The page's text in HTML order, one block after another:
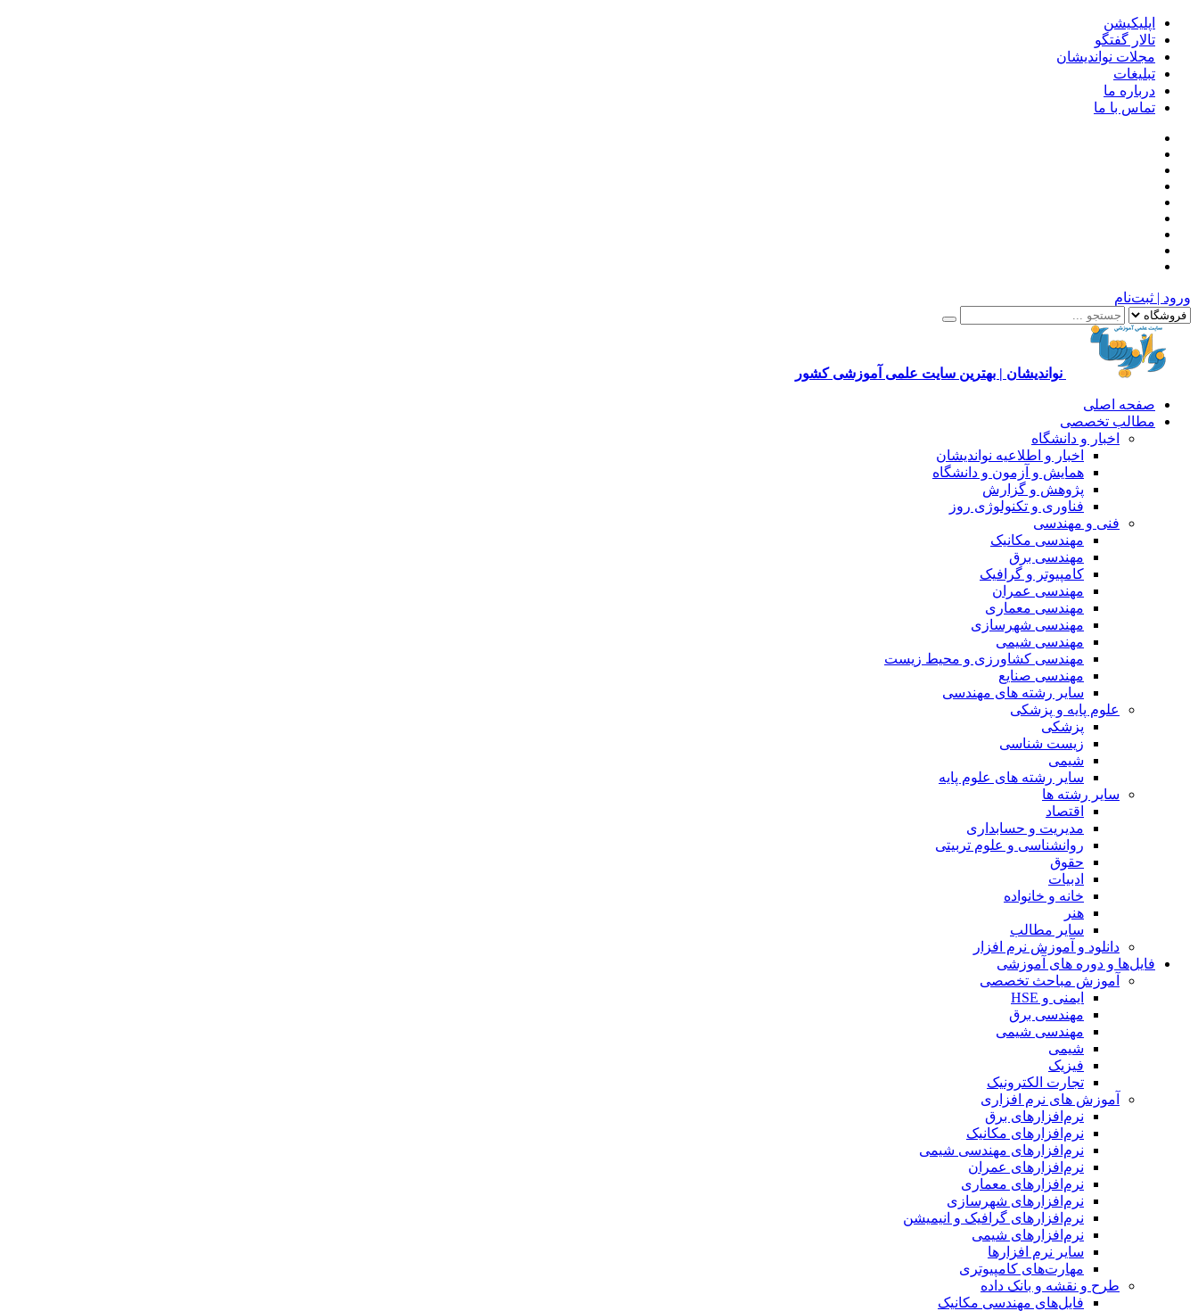
اپلیکیشن
تالار گفتگو
مجلات نواندیشان
تبلیغات
درباره ما
تماس با ما
ورود | ثبت‌نام
نواندیشان | بهترین سایت علمی آموزشی کشور
صفحه اصلی
مطالب تخصصی
اخبار و دانشگاه
اخبار و اطلاعیه نواندیشان
همایش و آزمون و دانشگاه
پژوهش و گزارش
فناوری و تکنولوژی روز
فنی و مهندسی
مهندسی مکانیک
مهندسی برق
کامپیوتر و گرافیک
مهندسی عمران
مهندسی معماری
مهندسی شهرسازی
مهندسی شیمی
مهندسی کشاورزی و محیط زیست
مهندسی صنایع
سایر رشته های مهندسی
علوم پایه و پزشکی
پزشکی
زیست شناسی
شیمی
سایر رشته های علوم پایه
سایر رشته ها
اقتصاد
مدیریت و حسابداری
روانشناسی و علوم تربیتی
حقوق
ادبیات
خانه و خانواده
هنر
سایر مطالب
دانلود و آموزش نرم افزار
فایل‌ها و دوره های آموزشی
آموزش مباحث تخصصی
ایمنی و HSE
مهندسی برق
مهندسی شیمی
شیمی
فیزیک
تجارت الکترونیک
آموزش های نرم افزاری
نرم‌افزارهای برق
نرم‌افزارهای مکانیک
نرم‌افزارهای مهندسی شیمی
نرم‌افزارهای عمران
نرم‌افزارهای معماری
نرم‌افزارهای شهرسازی
نرم‌افزارهای گرافیک و انیمیشن
نرم‌افزارهای شیمی
سایر نرم افزارها
مهارت‌های کامپیوتری
طرح و نقشه و بانک داده
فایل‌های مهندسی مکانیک